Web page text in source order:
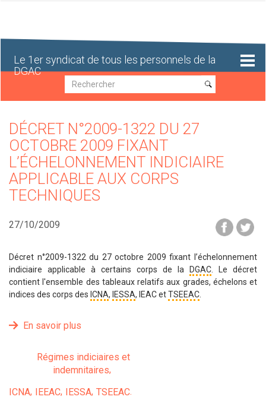
Le 1er syndicat de tous les personnels de la
DGAC
Recherche
Recherche
DÉCRET N°2009-1322 DU 27
OCTOBRE 2009 FIXANT
L’ÉCHELONNEMENT INDICIAIRE
APPLICABLE AUX CORPS
TECHNIQUES
27/10/2009
Décret n°2009-1322 du 27 octobre 2009 fixant l’échelonnement
indiciaire applicable à certains corps de la
DGAC . Le décret
contient l'ensemble des tableaux relatifs aux grades, échelons et
indices des corps des ICNA, IESSA, IEAC etTSEEAC
En savoir plus
Régimes indiciaires et
indemnitaires
ICNA IEEAC IESSA TSEEAC